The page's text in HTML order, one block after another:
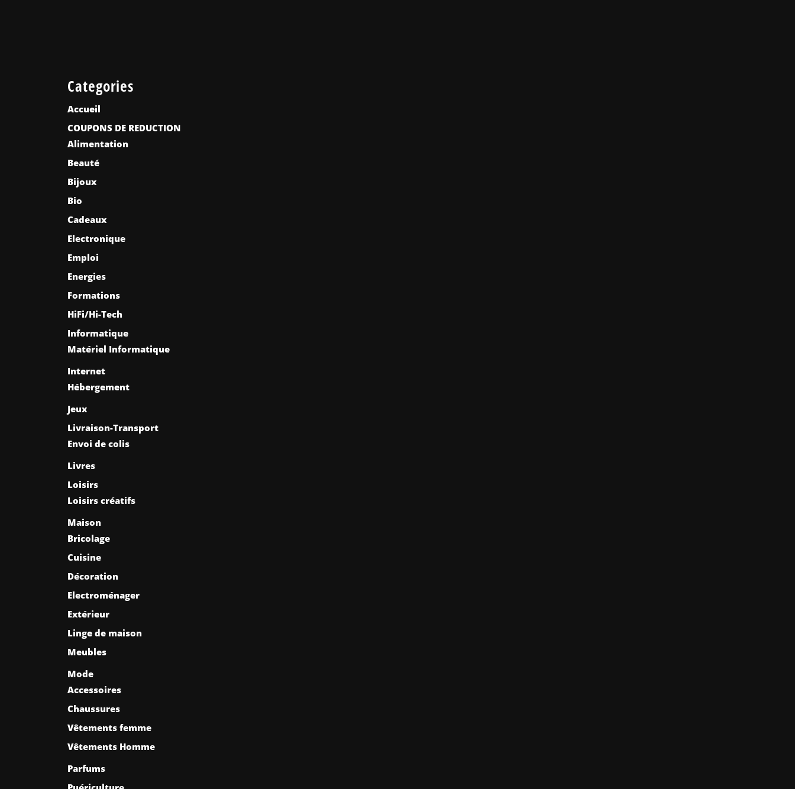
Categories
Accueil
COUPONS DE REDUCTION
Alimentation
Beauté
Bijoux
Bio
Cadeaux
Electronique
Emploi
Energies
Formations
HiFi/Hi-Tech
Informatique
Matériel Informatique
Internet
Hébergement
Jeux
Livraison-Transport
Envoi de colis
Livres
Loisirs
Loisirs créatifs
Maison
Bricolage
Cuisine
Décoration
Electroménager
Extérieur
Linge de maison
Meubles
Mode
Accessoires
Chaussures
Vêtements femme
Vêtements Homme
Parfums